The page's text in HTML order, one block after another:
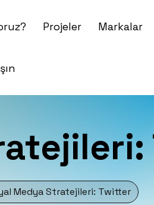
Projeler Markalar
Medya Stratejileri: Twitter